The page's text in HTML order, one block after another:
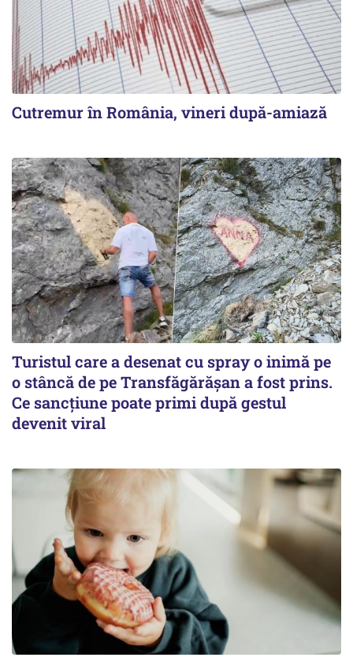
Cutremur în România, vineri după-amiază
Turistul care a desenat cu spray o inimă pe
o stâncă de pe Transfăgărășan a fost prins.
Ce sancțiune poate primi după gestul
devenit viral